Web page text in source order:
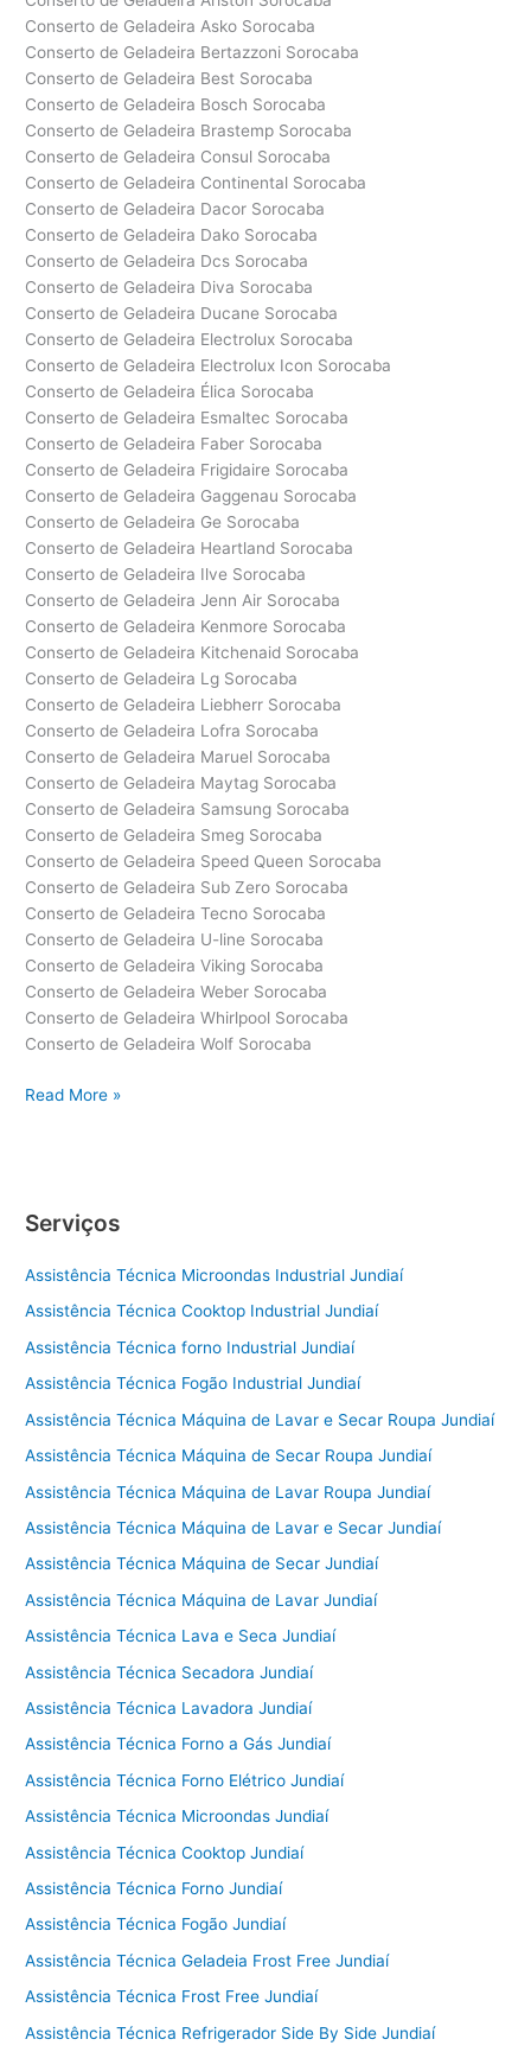
Conserto de Geladeira Asko Sorocaba
Conserto de Geladeira Bertazzoni Sorocaba
Conserto de Geladeira Best Sorocaba
Conserto de Geladeira Bosch Sorocaba
Conserto de Geladeira Brastemp Sorocaba
Conserto de Geladeira Consul Sorocaba
Conserto de Geladeira Continental Sorocaba
Conserto de Geladeira Dacor Sorocaba
Conserto de Geladeira Dako Sorocaba
Conserto de Geladeira Dcs Sorocaba
Conserto de Geladeira Diva Sorocaba
Conserto de Geladeira Ducane Sorocaba
Conserto de Geladeira Electrolux Sorocaba
Conserto de Geladeira Electrolux Icon Sorocaba
Conserto de Geladeira Élica Sorocaba
Conserto de Geladeira Esmaltec Sorocaba
Conserto de Geladeira Faber Sorocaba
Conserto de Geladeira Frigidaire Sorocaba
Conserto de Geladeira Gaggenau Sorocaba
Conserto de Geladeira Ge Sorocaba
Conserto de Geladeira Heartland Sorocaba
Conserto de Geladeira Ilve Sorocaba
Conserto de Geladeira Jenn Air Sorocaba
Conserto de Geladeira Kenmore Sorocaba
Conserto de Geladeira Kitchenaid Sorocaba
Conserto de Geladeira Lg Sorocaba
Conserto de Geladeira Liebherr Sorocaba
Conserto de Geladeira Lofra Sorocaba
Conserto de Geladeira Maruel Sorocaba
Conserto de Geladeira Maytag Sorocaba
Conserto de Geladeira Samsung Sorocaba
Conserto de Geladeira Smeg Sorocaba
Conserto de Geladeira Speed Queen Sorocaba
Conserto de Geladeira Sub Zero Sorocaba
Conserto de Geladeira Tecno Sorocaba
Conserto de Geladeira U-line Sorocaba
Conserto de Geladeira Viking Sorocaba
Conserto de Geladeira Weber Sorocaba
Conserto de Geladeira Whirlpool Sorocaba
Conserto de Geladeira Wolf Sorocaba
Conserto
Read More »
Serviços
Assistência Técnica Microondas Industrial Jundiaí
Assistência Técnica Cooktop Industrial Jundiaí
Assistência Técnica forno Industrial Jundiaí
Assistência Técnica Fogão Industrial Jundiaí
Assistência Técnica Máquina de Lavar e Secar Roupa Jundiaí
Assistência Técnica Máquina de Secar Roupa Jundiaí
Assistência Técnica Máquina de Lavar Roupa Jundiaí
Assistência Técnica Máquina de Lavar e Secar Jundiaí
Assistência Técnica Máquina de Secar Jundiaí
Assistência Técnica Máquina de Lavar Jundiaí
Assistência Técnica Lava e Seca Jundiaí
Assistência Técnica Secadora Jundiaí
Assistência Técnica Lavadora Jundiaí
Assistência Técnica Forno a Gás Jundiaí
Assistência Técnica Forno Elétrico Jundiaí
Assistência Técnica Microondas Jundiaí
Assistência Técnica Cooktop Jundiaí
Assistência Técnica Forno Jundiaí
Assistência Técnica Fogão Jundiaí
Assistência Técnica Geladeia Frost Free Jundiaí
Assistência Técnica Frost Free Jundiaí
Assistência Técnica Refrigerador Side By Side Jundiaí